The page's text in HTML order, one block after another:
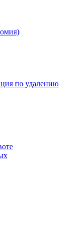
по удалению